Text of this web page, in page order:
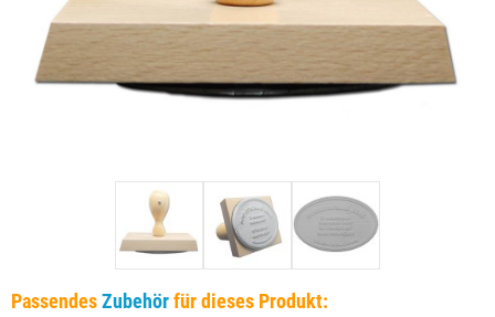
PassendesZubehörfür dieses Produkt: